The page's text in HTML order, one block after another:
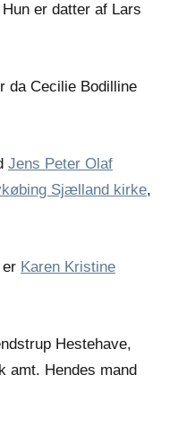
er datter af Lars
da Cecilie Bodilline
Jens Peter Olaf
Sjælland kirke,
Karen Kristine
Hestehave,
amt. Hendes mand